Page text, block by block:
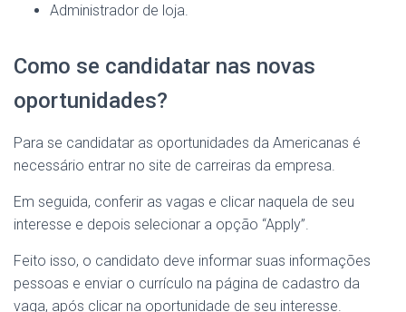
Administrador de loja.
Como se candidatar nas novas
oportunidades?
Para se candidatar as oportunidades da Americanas é
necessário entrar no site de carreiras da empresa.
Em seguida, conferir as vagas e clicar naquela de seu
interesse e depois selecionar a opção “Apply”.
Feito isso, o candidato deve informar suas informações
pessoas e enviar o currículo na página de cadastro da
vaga, após clicar na oportunidade de seu interesse.